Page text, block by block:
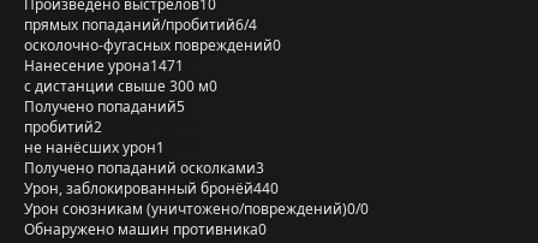
Произведено выстрелов10
прямых попаданий/пробитий6/4
осколочно-фугасных повреждений0
Нанесение урона1471
с дистанции свыше 300 м0
Получено попаданий5
пробитий2
не нанёсших урон1
Получено попаданий осколками3
Урон, заблокированный бронёй440
Урон союзникам (уничтожено/повреждений)0/0
Обнаружено машин противника0